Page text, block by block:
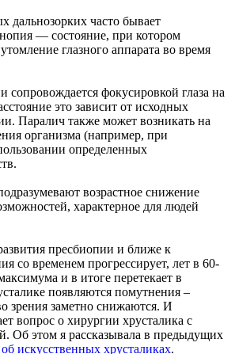
дальнозорких часто бывает
— состояние, при котором
глазного аппарата во время
сопровождается фокусировкой глаза на
это зависит от исходных
Паралич также может возникать на
организма (например, при
определенных
возрастное снижение
характерное для людей
пресбиопии и ближе к
со временем прогрессирует, лет в 60-
и в итоге перетекает в
появляются помутнения –
зрения заметно снижаются. И
вопрос о хирургии хрусталика с
Об этом я рассказывала в предыдущих
об искусственных хрусталиках.